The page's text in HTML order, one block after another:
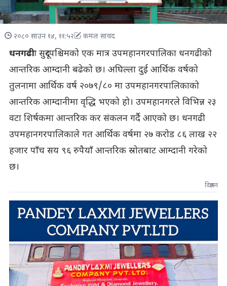
२०८० साउन १४, ११:५२ कमल सावद
धनगढीःसुदूरपश्चिमको एक मात्र उपमहानगरपालिका धनगढीको
आन्तरिक आम्दानी बढेको छ। अघिल्ला दुई आर्थिक वर्षको
तुलनामा आर्थिक वर्ष २०७९/८० मा उपमहानगरपालिकाको
आन्तरिक आम्दानीमा वृद्धि भएको हो। उपमहानगरले विभिन्न २३
वटा शिर्षकमा आन्तरिक कर संकलन गर्दै आएको छ। धनगढी
उपमहानगरपालिकाले गत आर्थिक वर्षमा २७ करोड ८६ लाख २२
हजार पाँच सय ९६ रुपैयाँ आन्तरिक स्रोतबाट आम्दानी गरेको
छ।
विज्ञापन